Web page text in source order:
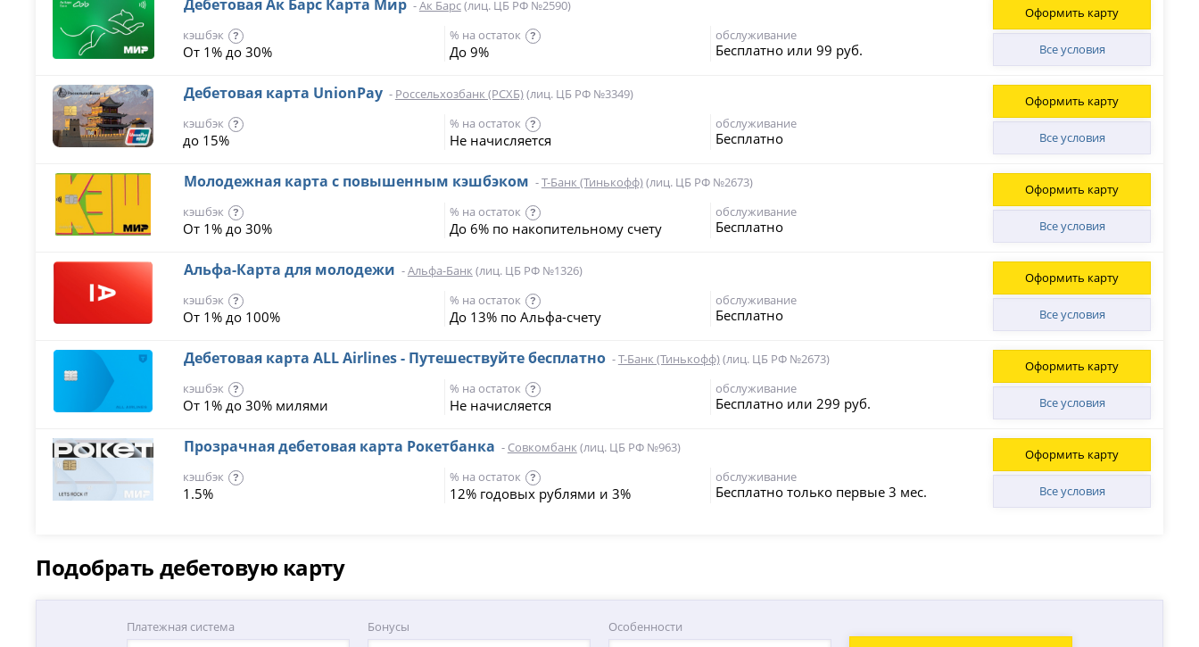
Дебетовая Ак Барс Карта Мир -Ак Барс(лиц. ЦБ РФ №2590)
кэшбэк
?
От 1% до 30%
% на остаток ?
До 9%
обслуживание
Бесплатно или 99 руб. Все условия
Оформить карту
Дебетовая карта UnionPay - Россельхозбанк (РСХБ)(лиц. ЦБ РФ №3349)
кэшбэк
?
до 15%
% на остаток ?
Не начисляется
обслуживание
Бесплатно Все условия
Оформить карту
Молодежная карта с повышенным кэшбэком -Т-Банк (Тинькофф)(лиц. ЦБ РФ №2673)
кэшбэк
?
От 1% до 30%
% на остаток ?
До 6% по накопительному счету
обслуживание
Бесплатно Все условия
Оформить карту
Альфа-Карта для молодежи -Альфа-Банк (лиц. ЦБ РФ №1326)
кэшбэк
?
От 1% до 100%
% на остаток ?
До 13% по Альфа-счету
обслуживание
Бесплатно Все условия
Оформить карту
Дебетовая карта ALL Airlines - Путешествуйте бесплатно -Т-Банк (Тинькофф)(лиц. ЦБ РФ №2673)
кэшбэк
?
От 1% до 30% милями
% на остаток ?
Не начисляется
обслуживание
Бесплатно или 299 руб. Все условия
Оформить карту
Прозрачная дебетовая карта Рокетбанка - Совкомбанк (лиц. ЦБ РФ №963)
кэшбэк
?
1.5%
% на остаток ?
12% годовых рублями и 3%
обслуживание
Бесплатно только первые 3 мес. Все условия
Оформить карту
Подобрать дебетовую карту
Платежная система Бонусы Особенности